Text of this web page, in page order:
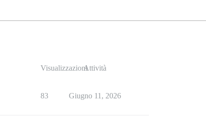
VisualizzazioniAttività
83 Giugno 11, 2026